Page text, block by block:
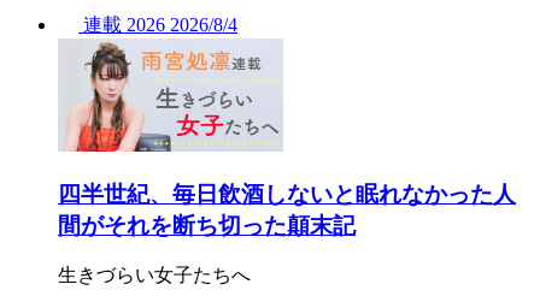
連載 2026 2026/8/4
四半世紀、毎日飲酒しないと眠れなかった人
間がそれを断ち切った顛末記
生きづらい女子たちへ